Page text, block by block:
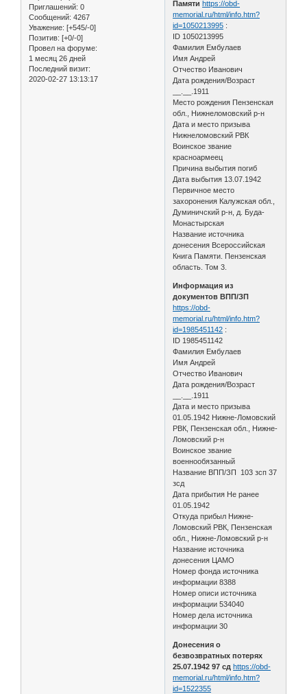
Приглашений: 0
Сообщений: 4267
Уважение: [+545/-0]
Позитив: [+0/-0]
Провел на форуме:
1 месяц 26 дней
Последний визит:
2020-02-27 13:13:17
Памяти https://obd-
memorial.ru/html/info.htm?
id=1050213995 :
ID 1050213995
Фамилия Ембулаев
Имя Андрей
Отчество Иванович
Дата рождения/Возраст
__.__.1911
Место рождения Пензенская
обл., Нижнеломовский р-н
Дата и место призыва
Нижнеломовский РВК
Воинское звание
красноармеец
Причина выбытия погиб
Дата выбытия 13.07.1942
Первичное место
захоронения Калужская обл.,
Думиничский р-н, д. Буда-
Монастырская
Название источника
донесения Всероссийская
Книга Памяти. Пензенская
область. Том 3.
Информация из
документов ВПП/ЗП
https://obd-
memorial.ru/html/info.htm?
id=1985451142 :
ID 1985451142
Фамилия Ембулаев
Имя Андрей
Отчество Иванович
Дата рождения/Возраст
__.__.1911
Дата и место призыва
01.05.1942 Нижне-Ломовский
РВК, Пензенская обл., Нижне-
Ломовский р-н
Воинское звание
военнообязанный
Название ВПП/ЗП 103 зсп 37
зсд
Дата прибытия Не ранее
01.05.1942
Откуда прибыл Нижне-
Ломовский РВК, Пензенская
обл., Нижне-Ломовский р-н
Название источника
донесения ЦАМО
Номер фонда источника
информации 8388
Номер описи источника
информации 534040
Номер дела источника
информации 30
Донесения о
безвозвратных потерях
25.07.1942 97 сд https://obd-
memorial.ru/html/info.htm?
id=1522355